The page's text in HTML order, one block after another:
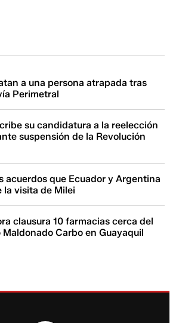
a una persona atrapada tras
Perimetral
su candidatura a la reelección
suspensión de la Revolución
acuerdos que Ecuador y Argentina
visita de Milei
clausura 10 farmacias cerca del
Maldonado Carbo en Guayaquil